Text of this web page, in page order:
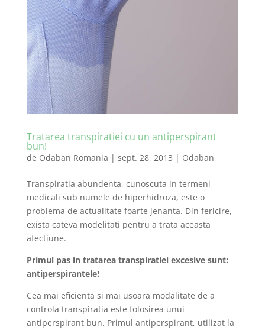
Tratarea transpiratiei cu un antiperspirant
bun!
de Odaban Romania | sept. 28, 2013 | Odaban
Transpiratia abundenta, cunoscuta in termeni
medicali sub numele de hiperhidroza, este o
problema de actualitate foarte jenanta. Din fericire,
exista cateva modelitati pentru a trata aceasta
afectiune.
Primul pas in tratarea transpiratiei excesive sunt:
antiperspirantele!
Cea mai eficienta si mai usoara modalitate de a
controla transpiratia este folosirea unui
antiperspirant bun. Primul antiperspirant, utilizat la